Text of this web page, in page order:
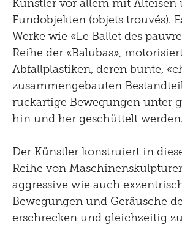
Künstler vor allem mit Alteisen
Fundobjekten (objets trouvés).
Werke wie «Le Ballet des
Reihe der «Balubas»,
Abfallplastiken, deren bunte,
zusammengebauten
ruckartige Bewegungen unter
hin und her geschüttelt werden.
Der Künstler konstruiert in
Reihe von
aggressive wie auch
Bewegungen und Geräusche
erschrecken und gleichzeitig